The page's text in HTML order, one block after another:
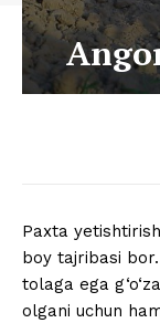
Paxta
boy tajribasi
tolaga ega
olgani uchun